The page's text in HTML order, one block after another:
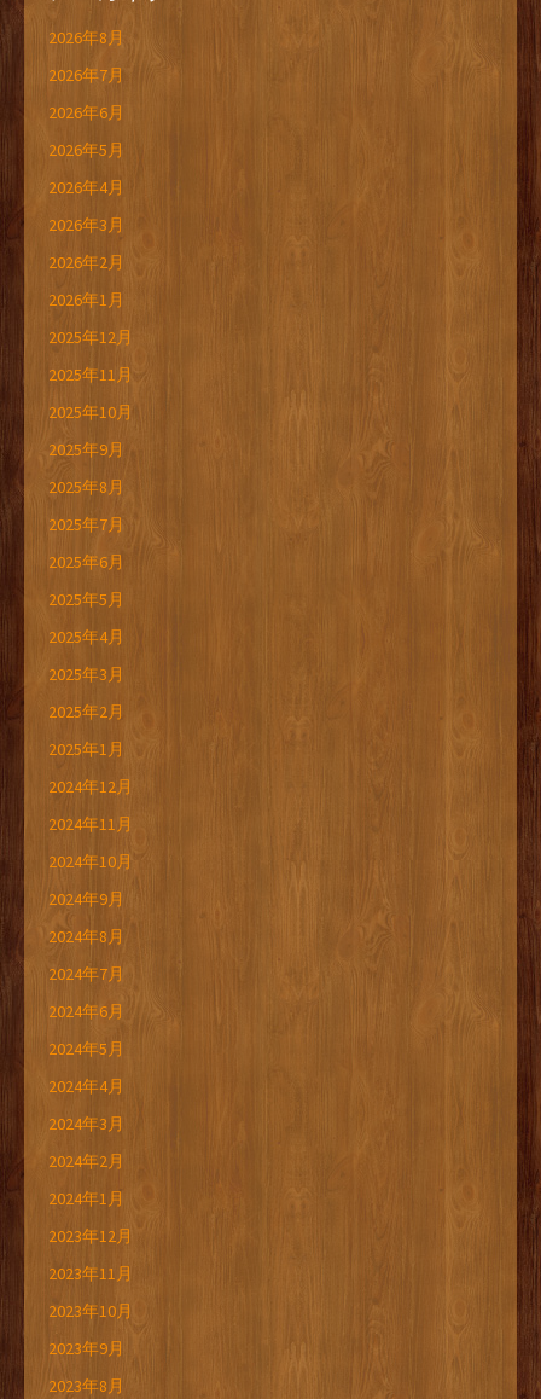
2026年8月
2026年7月
2026年6月
2026年5月
2026年4月
2026年3月
2026年2月
2026年1月
2025年12月
2025年11月
2025年10月
2025年9月
2025年8月
2025年7月
2025年6月
2025年5月
2025年4月
2025年3月
2025年2月
2025年1月
2024年12月
2024年11月
2024年10月
2024年9月
2024年8月
2024年7月
2024年6月
2024年5月
2024年4月
2024年3月
2024年2月
2024年1月
2023年12月
2023年11月
2023年10月
2023年9月
2023年8月